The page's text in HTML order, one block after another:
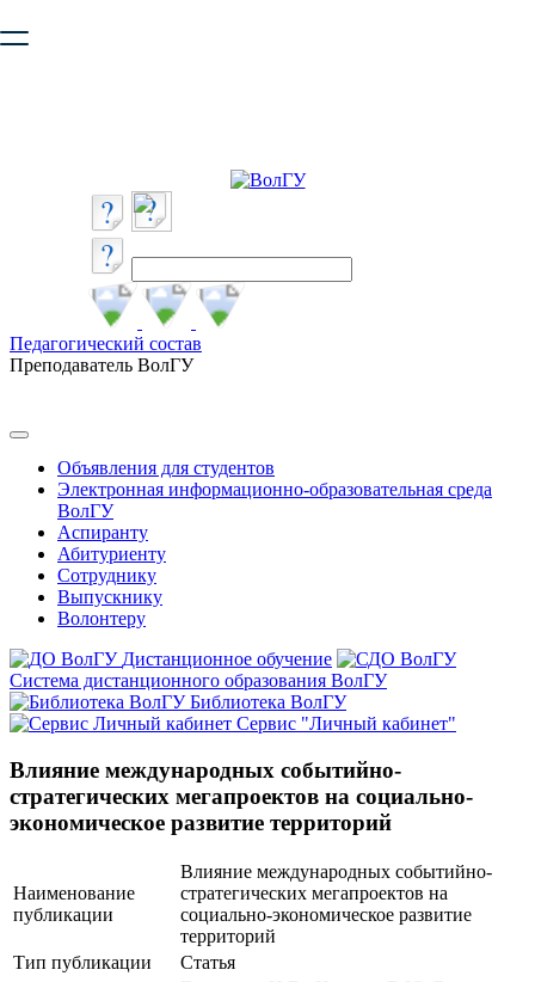
безопасную работу с сайтом. Пожалуйста
Педагогический состав
Преподаватель ВолГУ
Объявления для студентов
Электронная информационно-образовательная среда
ВолГУ
Аспиранту
Абитуриенту
Сотруднику
Выпускнику
Волонтеру
Дистанционное обучение
Система дистанционного образования ВолГУ
Библиотека ВолГУ
Сервис "Личный кабинет"
Влияние международных событийно-
стратегических мегапроектов на социально-
экономическое развитие территорий
Наименование
публикации
Влияние международных событийно-
стратегических мегапроектов на
социально-экономическое развитие
территорий
Тип публикации
Статья